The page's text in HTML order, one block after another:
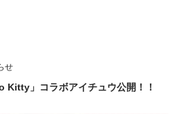
せ
Kitty」コラボアイチュウ公開！！